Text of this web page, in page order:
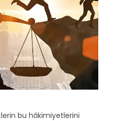
bu hâkimiyetlerini